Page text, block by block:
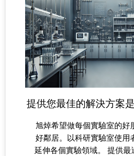
提供您最佳的解決方案
旭焯希望做每個實驗室的好
好鄰居。以科研實驗室使用
延伸各個實驗領域。 提供最